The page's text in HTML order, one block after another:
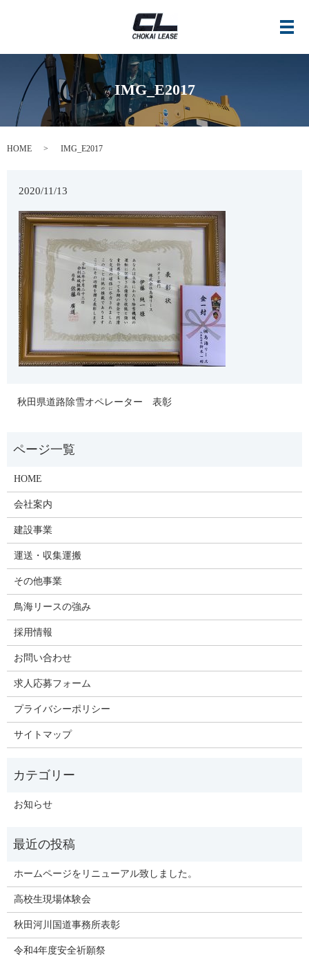
メ
IMG_E2017
HOME IMG_E2017
2020/11/13
秋田県道路除雪オペレーター 表彰
HOME
会社案内
建設事業
運送・収集運搬
その他事業
鳥海リースの強み
採用情報
お問い合わせ
求人応募フォーム
プライバシーポリシー
サイトマップ
お知らせ
ホームページをリニューアル致しました。
高校生現場体験会
秋田河川国道事務所表彰
令和4年度安全祈願祭